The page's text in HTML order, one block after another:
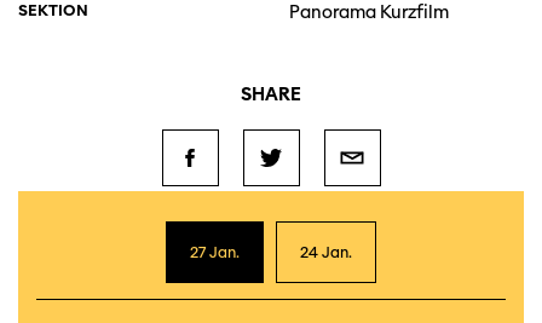
SEKTION Panorama Kurzfilm
SHARE
27 Jan. 24 Jan.